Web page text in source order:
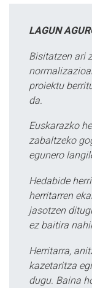
LAGUN
Bisitatzen ari
proiektu
da.
Euskarazko
zabaltzeko
egunero
Hedabide
herritarren
jasotzen
ez baitira
Herritarra,
kazetaritza
dugu. Baina